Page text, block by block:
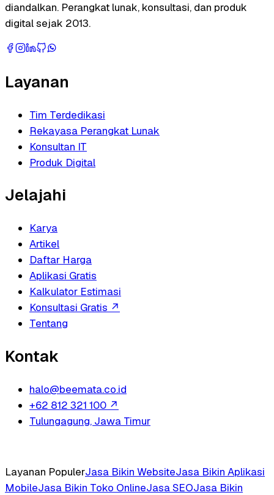
diandalkan. Perangkat lunak, konsultasi, dan produk
digital sejak 2013.
Layanan
Tim Terdedikasi
Rekayasa Perangkat Lunak
Konsultan IT
Produk Digital
Jelajahi
Karya
Artikel
Daftar Harga
Aplikasi Gratis
Kalkulator Estimasi
Konsultasi Gratis ↗
Tentang
Kontak
halo@beemata.co.id
+62 812 321 100 ↗
Tulungagung, Jawa Timur
Layanan PopulerJasa Bikin WebsiteJasa Bikin Aplikasi
MobileJasa Bikin Toko OnlineJasa SEOJasa Bikin